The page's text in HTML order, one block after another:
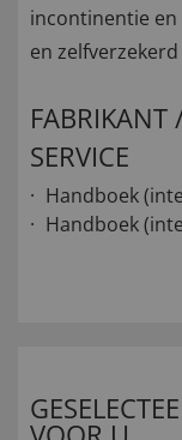
incontinentie en
en zelfverzekerd
FABRIKANT
SERVICE
Handboek
Handboek